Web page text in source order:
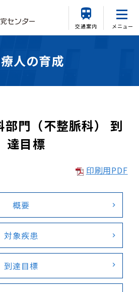
交通案内 メニュー
人の育成
部門（不整脈科） 到
達目標
印刷用PDF
概要
対象疾患
到達目標